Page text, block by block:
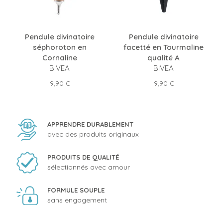
Pendule divinatoire
séphoroton en
Cornaline
BIVEA
Prix
9,90 €
Pendule divinatoire
facetté en Tourmaline
qualité A
BIVEA
Prix
9,90 €
APPRENDRE DURABLEMENT
avec des produits originaux
PRODUITS DE QUALITÉ
sélectionnés avec amour
FORMULE SOUPLE
sans engagement